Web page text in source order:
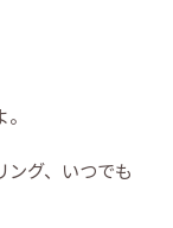
ング、いつでも